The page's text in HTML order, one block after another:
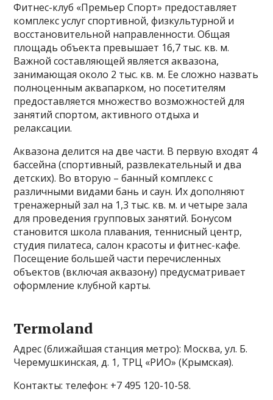
Фитнес-клуб «Премьер Спорт» предоставляет
комплекс услуг спортивной, физкультурной и
восстановительной направленности. Общая
площадь объекта превышает 16,7 тыс. кв. м.
Важной составляющей является аквазона,
занимающая около 2 тыс. кв. м. Ее сложно назвать
полноценным аквапарком, но посетителям
предоставляется множество возможностей для
занятий спортом, активного отдыха и
релаксации.
Аквазона делится на две части. В первую входят 4
бассейна (спортивный, развлекательный и два
детских). Во вторую – банный комплекс с
различными видами бань и саун. Их дополняют
тренажерный зал на 1,3 тыс. кв. м. и четыре зала
для проведения групповых занятий. Бонусом
становится школа плавания, теннисный центр,
студия пилатеса, салон красоты и фитнес-кафе.
Посещение большей части перечисленных
объектов (включая аквазону) предусматривает
оформление клубной карты.
Termoland
Адрес (ближайшая станция метро): Москва, ул. Б.
Черемушкинская, д. 1, ТРЦ «РИО» (Крымская).
Контакты: телефон: +7 495 120-10-58.